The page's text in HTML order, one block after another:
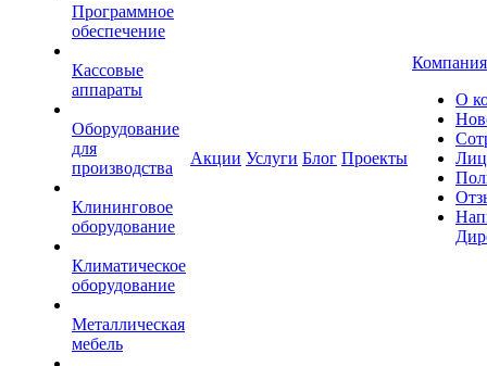
Программное
обеспечение
Кассовые
аппараты
Оборудование
для
производства
Клининговое
оборудование
Климатическое
оборудование
Металлическая
мебель
Акции Услуги Блог Проекты
Компания
О